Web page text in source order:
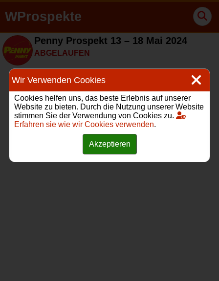
WProspekte
Penny Prospekt 13 – 18 Mai 2024
ABGELAUFEN
Wir Verwenden Cookies
Cookies helfen uns, das beste Erlebnis auf unserer
Website zu bieten. Durch die Nutzung unserer Website
stimmen Sie der Verwendung von Cookies zu.
Erfahren sie wie wir Cookies verwenden.
Akzeptieren